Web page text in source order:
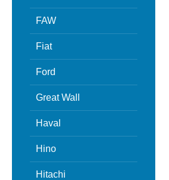
FAW
Fiat
Ford
Great Wall
Haval
Hino
Hitachi